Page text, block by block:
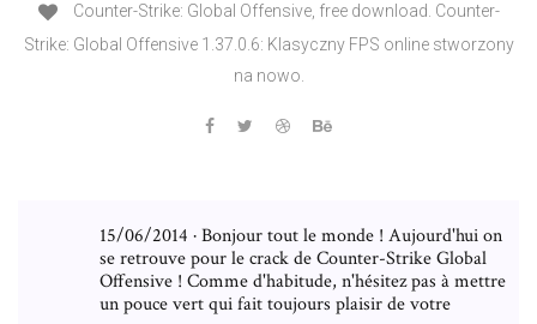
Counter-Strike: Global Offensive, free download. Counter-
Strike: Global Offensive 1.37.0.6: Klasyczny FPS online stworzony
na nowo.
15/06/2014 · Bonjour tout le monde ! Aujourd'hui on
se retrouve pour le crack de Counter-Strike Global
Offensive ! Comme d'habitude, n'hésitez pas à mettre
un pouce vert qui fait toujours plaisir de votre